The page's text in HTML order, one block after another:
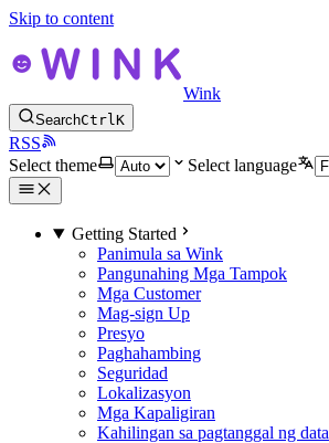
Skip to content
Wink
SearchCtrlK
RSS
Select theme
Select language
Getting Started
Panimula sa Wink
Pangunahing Mga Tampok
Mga Customer
Mag-sign Up
Presyo
Paghahambing
Seguridad
Lokalizasyon
Mga Kapaligiran
Kahilingan sa pagtanggal ng data